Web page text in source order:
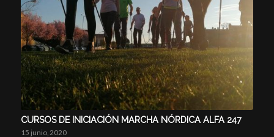
CURSOS DE INICIACIÓN MARCHA NÓRDICA ALFA 247
15 junio, 2020